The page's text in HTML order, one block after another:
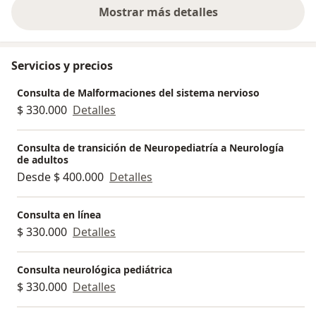
Mostrar más detalles
sobre la experiencia
Servicios y precios
Consulta de Malformaciones del sistema nervioso
$ 330.000 Detalles
Consulta de transición de Neuropediatría a Neurología
de adultos
Desde $ 400.000 Detalles
Consulta en línea
$ 330.000 Detalles
Consulta neurológica pediátrica
$ 330.000 Detalles